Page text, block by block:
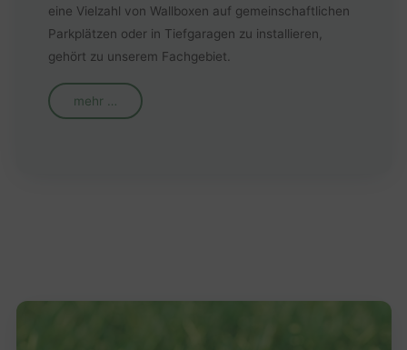
eine Vielzahl von Wallboxen auf gemeinschaftlichen
Parkplätzen oder in Tiefgaragen zu installieren,
gehört zu unserem Fachgebiet.
mehr …